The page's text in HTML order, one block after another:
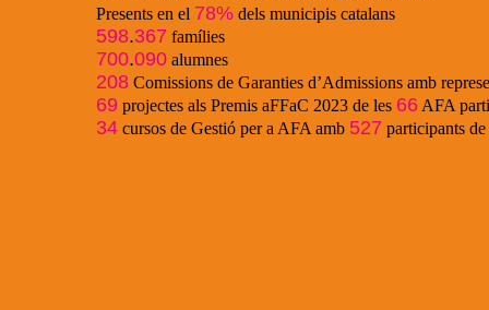
Presents en el 78% dels municipis catalans
598.367 famílies
700.090 alumnes
208 Comissions de Garanties d’Admissions amb
69 projectes als Premis aFFaC 2023 de les 66 AFA
34 cursos de Gestió per a AFA amb 527 participants de